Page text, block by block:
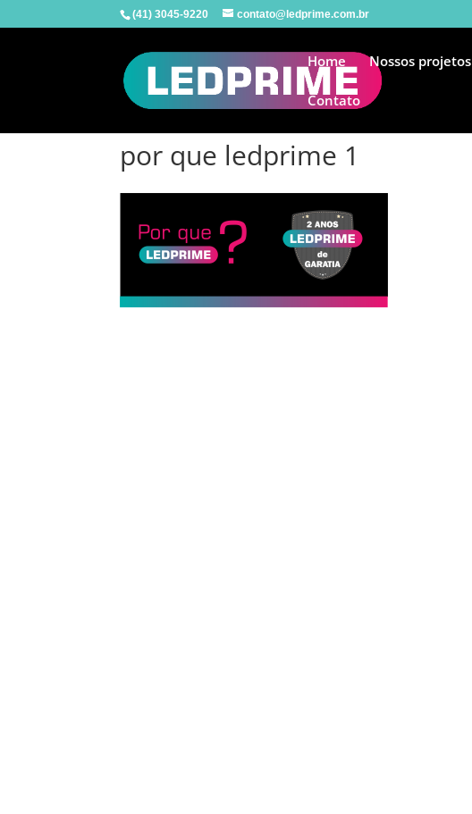
(41) 3045-9220 contato@ledprime.com.br
Home Nossos projetos
Contato
por que ledprime 1